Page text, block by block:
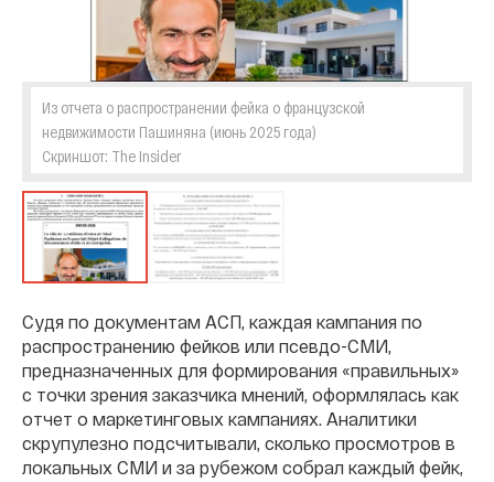
Из отчета о распространении фейка о французской
недвижимости Пашиняна (июнь 2025 года)
Скриншот: The Insider
Судя по документам АСП, каждая кампания по
распространению фейков или псевдо-СМИ,
предназначенных для формирования «правильных»
с точки зрения заказчика мнений, оформлялась как
отчет о маркетинговых кампаниях. Аналитики
скрупулезно подсчитывали, сколько просмотров в
локальных СМИ и за рубежом собрал каждый фейк,